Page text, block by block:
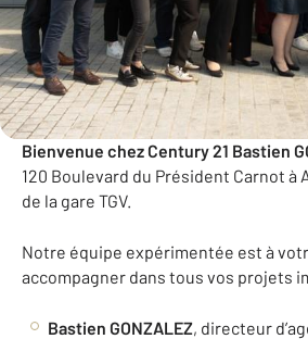
Acheter, louer, faire gérer,
Bienvenue chez Century 21 Bastien
120 Boulevard du Président Carnot à
de la gare TGV.
Notre équipe expérimentée est à
accompagner dans tous vos projets
Bastien GONZALEZ, directeur